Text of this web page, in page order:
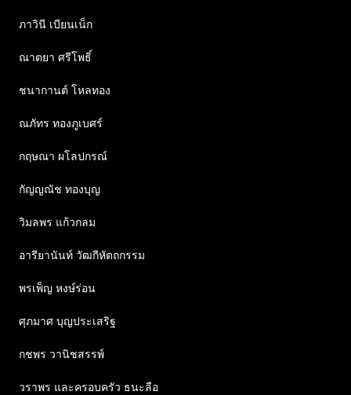
ภาวินี เบียนเน็ก
ณาตยา ศรีโพธิ์
ชนากานต์ โหลทอง
ณภัทร ทองภูเบศร์
กฤษณา ผโลปกรณ์
กัญญณัช ทองบุญ
วิมลพร แก้วกลม
อารียานันท์ วัฒกีหัตถกรรม
พรเพ็ญ หงษ์ร่อน
ศุภมาศ บุญประเสริฐ
กชพร วานิชสรรพ์
วราพร และครอบครัว ธนะลือ